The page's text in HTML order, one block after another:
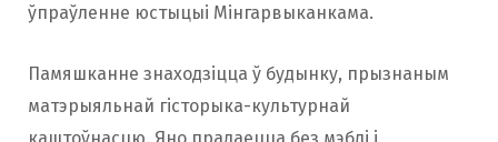
ўпраўленне юстыцыі Мінгарвыканкама.
Памяшканне знаходзіцца ў будынку, прызнаным
матэрыяльнай гісторыка-культурнай
каштоўнасцю. Яно прадаецца без мэблі і